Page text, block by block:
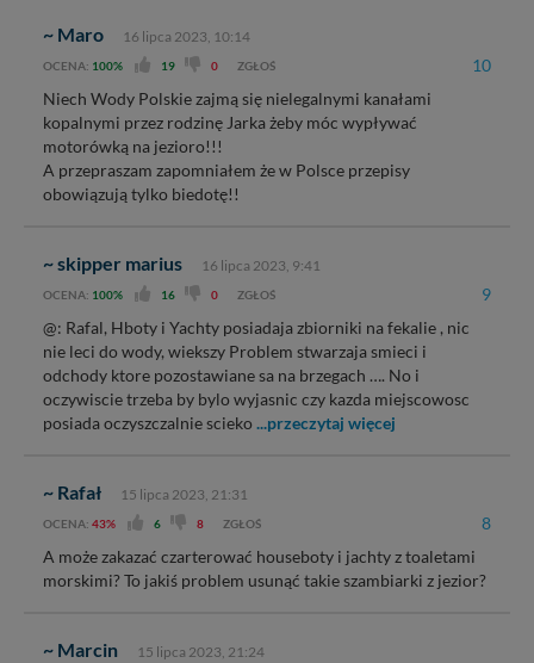
~ Maro 16 lipca 2023, 10:14
OCENA: 100% 19 0 ZGŁOŚ 10
Niech Wody Polskie zajmą się nielegalnymi kanałami
kopalnymi przez rodzinę Jarka żeby móc wypływać
motorówką na jezioro!!!
A przepraszam zapomniałem że w Polsce przepisy
obowiązują tylko biedotę!!
~ skipper marius 16 lipca 2023, 9:41
OCENA: 100% 16 0 ZGŁOŚ 9
@: Rafal, Hboty i Yachty posiadaja zbiorniki na fekalie , nic
nie leci do wody, wiekszy Problem stwarzaja smieci i
odchody ktore pozostawiane sa na brzegach …. No i
oczywiscie trzeba by bylo wyjasnic czy kazda miejscowosc
posiada oczyszczalnie scieko ...przeczytaj więcej
~ Rafał 15 lipca 2023, 21:31
OCENA: 43% 6 8 ZGŁOŚ 8
A może zakazać czarterować houseboty i jachty z toaletami
morskimi? To jakiś problem usunąć takie szambiarki z jezior?
~ Marcin 15 lipca 2023, 21:24